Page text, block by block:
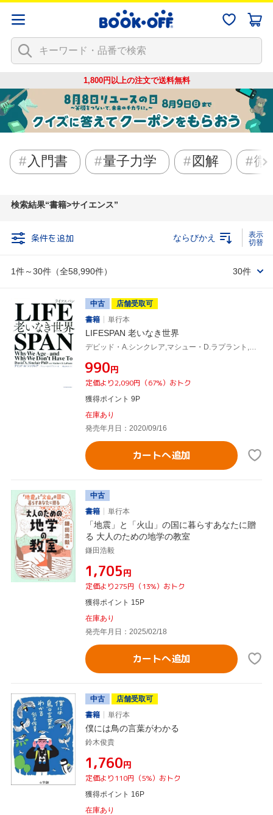
1,800円以上の注文で送料無料
入門書 量子力学 図解 微
検索結果 書籍>サイエンス
条件を追加
1件～30件（全58,990件）
ならびかえ
30件
中古
店舗受取可
書籍
単行本
LIFESPAN 老いなき世界
¥990円
定価より2,090円（67%）おトク
獲得ポイント 9P
在庫あり
発売年月日：2020/09/16
カートへ追加
中古
書籍
単行本
「地震」と「火山」の国に暮らすあなたに贈
る 大人のための地学の教室
鎌田浩毅
¥1,705円
定価より275円（13%）おトク
獲得ポイント 15P
在庫あり
発売年月日：2025/02/18
カートへ追加
中古
店舗受取可
書籍
単行本
僕には鳥の言葉がわかる
鈴木俊貴
¥1,760円
定価より110円（5%）おトク
獲得ポイント 16P
在庫あり